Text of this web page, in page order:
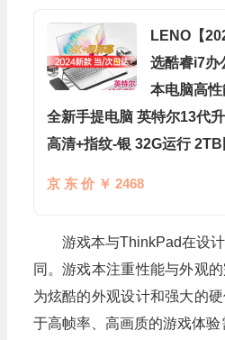
LENO【
选酷睿i7办
本电脑高
全新手提电脑 英特尔13代
高清+指纹-银 32G运行
京 东 价 ￥ 2468
游戏本与ThinkPad在设
同。游戏本注重性能与外观
为炫酷的外观设计和强大的
于高帧率、高画质的游戏体